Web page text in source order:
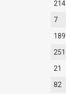
214
7
189
251
21
82